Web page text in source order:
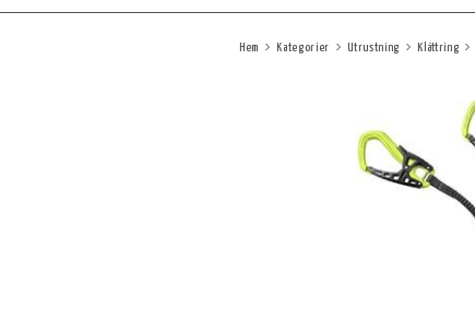
Hem Kategorier Utrustning Klättring